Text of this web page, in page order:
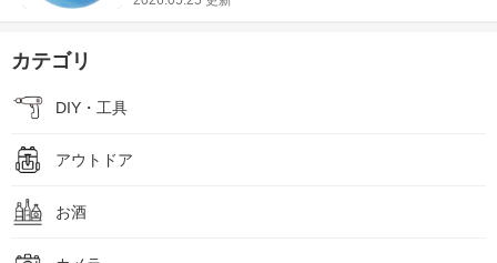
カテゴリ
DIY・工具
アウトドア
お酒